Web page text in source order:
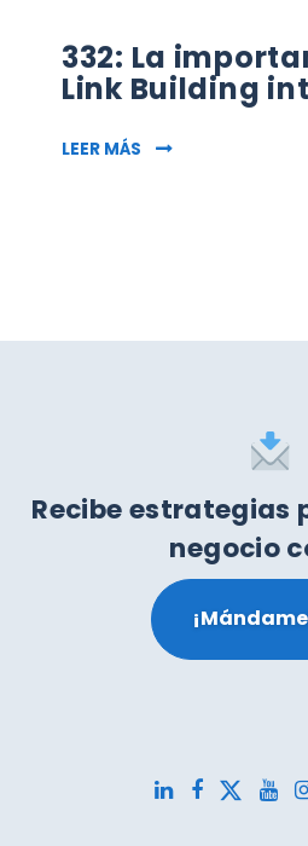
332: La
Link Building
LEER MÁS 332: LA
Recibe estrategias
negocio